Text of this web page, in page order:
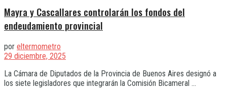
Mayra y Cascallares controlarán los fondos del
endeudamiento provincial
por eltermometro
29 diciembre, 2025
La Cámara de Diputados de la Provincia de Buenos Aires designó a
los siete legisladores que integrarán la Comisión Bicameral ...